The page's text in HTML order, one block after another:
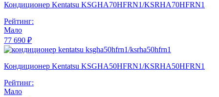
Кондиционер Kentatsu KSGHA70HFRN1/KSRHA70HFRN1
Рейтинг:
Мало
77 690 ₽
Кондиционер Kentatsu KSGHA50HFRN1/KSRHA50HFRN1
Рейтинг:
Мало